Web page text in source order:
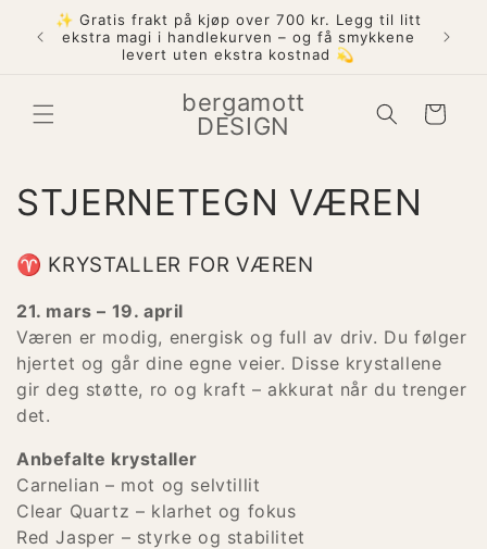
videre til
innholdet
✨ Finn din intensjon for 2026: 10% rabatt på
2 armbånd, 20% på 3
bergamott
DESIGN
Handlekurv
S
a
m
l
i
n
g
:
STJERNETEGN VÆREN
♈ KRYSTALLER FOR VÆREN
21. mars – 19. april
Væren er modig, energisk og full av driv. Du følger
hjertet og går dine egne veier. Disse krystallene
gir deg støtte, ro og kraft – akkurat når du trenger
det.
Anbefalte krystaller
Carnelian – mot og selvtillit
Clear Quartz – klarhet og fokus
Red Jasper – styrke og stabilitet